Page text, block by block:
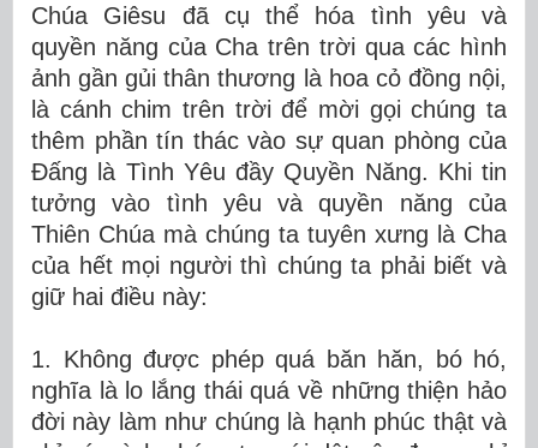
Chúa Giêsu đã cụ thể hóa tình yêu và
quyền năng của Cha trên trời qua các hình
ảnh gần gủi thân thương là hoa cỏ đồng nội,
là cánh chim trên trời để mời gọi chúng ta
thêm phần tín thác vào sự quan phòng của
Đấng là Tình Yêu đầy Quyền Năng. Khi tin
tưởng vào tình yêu và quyền năng của
Thiên Chúa mà chúng ta tuyên xưng là Cha
của hết mọi người thì chúng ta phải biết và
giữ hai điều này:
1. Không được phép quá băn hăn, bó hó,
nghĩa là lo lắng thái quá về những thiện hảo
đời này làm như chúng là hạnh phúc thật và